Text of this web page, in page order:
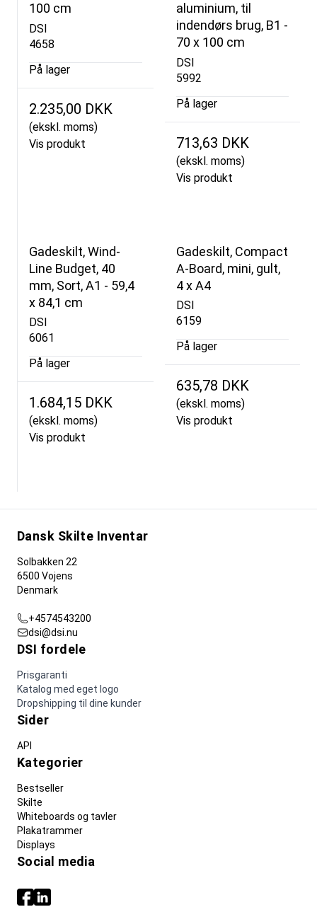
100 cm
DSI
4658
På lager
2.235,00 DKK
(ekskl. moms)
Vis produkt
aluminium, til
indendørs brug, B1 -
70 x 100 cm
DSI
5992
På lager
713,63 DKK
(ekskl. moms)
Vis produkt
Gadeskilt, Wind-
Line Budget, 40
mm, Sort, A1 - 59,4
x 84,1 cm
DSI
6061
På lager
1.684,15 DKK
(ekskl. moms)
Vis produkt
Gadeskilt, Compact
A-Board, mini, gult,
4 x A4
DSI
6159
På lager
635,78 DKK
(ekskl. moms)
Vis produkt
Dansk Skilte Inventar
Solbakken 22
6500 Vojens
Denmark
+4574543200
dsi@dsi.nu
DSI fordele
Prisgaranti
Katalog med eget logo
Dropshipping til dine kunder
Sider
API
Kategorier
Bestseller
Skilte
Whiteboards og tavler
Plakatrammer
Displays
Social media